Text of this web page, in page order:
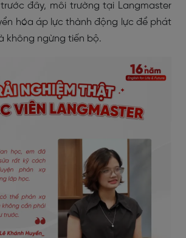
đây, môi trường tại Langmaster
hóa áp lực thành động lực để phát
không ngừng tiến bộ.